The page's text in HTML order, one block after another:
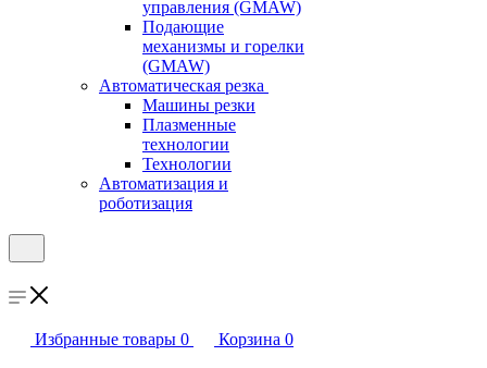
управления (GMAW)
Подающие
механизмы и горелки
(GMAW)
Автоматическая резка
Машины резки
Плазменные
технологии
Технологии
Автоматизация и
роботизация
Избранные товары 0 Корзина 0